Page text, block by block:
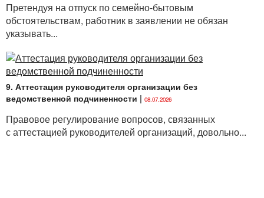
Претендуя на отпуск по семейно-бытовым
обстоятельствам, работник в заявлении не обязан
указывать...
9. Аттестация руководителя организации без
ведомственной подчиненности | 08.07.2026
Правовое регулирование вопросов, связанных
с аттестацией руководителей организаций, довольно...